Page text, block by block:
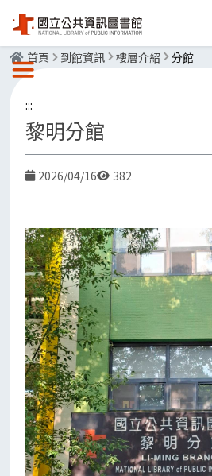
選單按鈕
首頁 到館資訊 樓層介紹 分館
:::
黎明分館
日期
2026/04/16 點閱率
382